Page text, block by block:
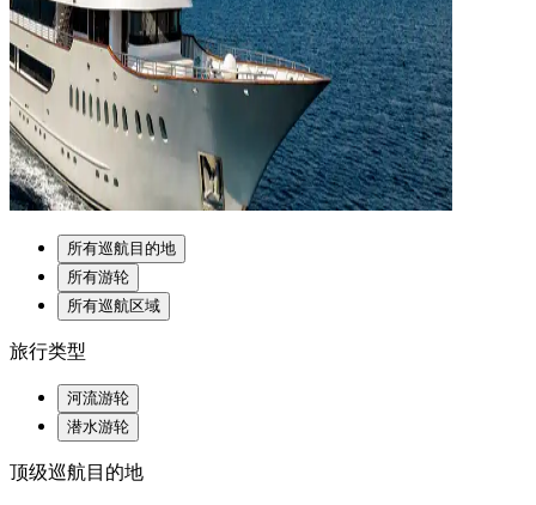
所有巡航目的地
所有游轮
所有巡航区域
旅行类型
河流游轮
潜水游轮
顶级巡航目的地